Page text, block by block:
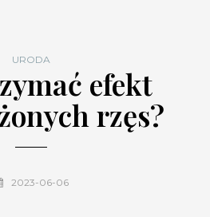
URODA
efekt
rzęs?
2023-06-06